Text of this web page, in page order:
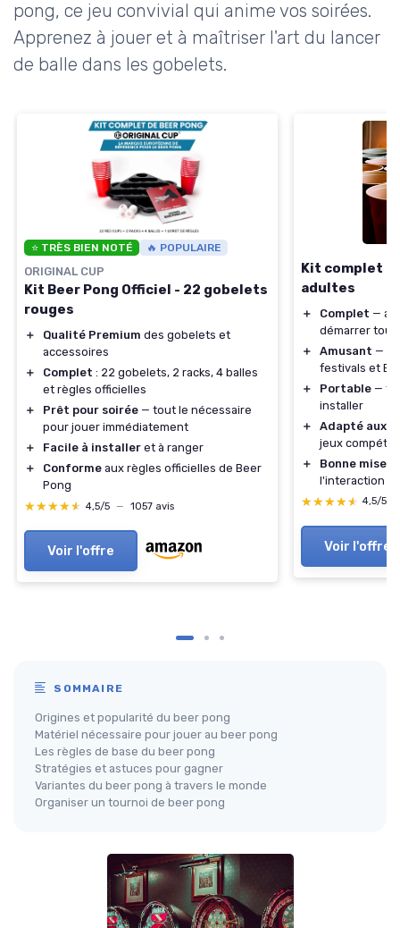
pong, ce jeu convivial qui anime vos soirées.
Apprenez à jouer et à maîtriser l'art du lancer
de balle dans les gobelets.
⭐ TRÈS BIEN NOTÉ 🔥 POPULAIRE
ORIGINAL CUP
Kit Beer Pong Officiel - 22 gobelets
rouges
＋ Qualité Premium des gobelets et
accessoires
＋
Complet : 22 gobelets, 2 racks, 4 balles
et règles officielles
＋
Prêt pour soirée — tout le nécessaire
pour jouer immédiatement
＋
Facile à installer et à ranger
＋
Conforme aux règles officielles de Beer
Pong
★★★★★
★★★★★ 4,5/5 — 1057 avis
Voir l'offre
Kit complet
adultes
＋ Complet —
démarrer tout
＋
Amusant —
festivals et
＋
Portable —
installer
＋
Adapté aux
jeux
＋
Bonne mise
l'interaction
★★★★★
★★★★★ 4,5/5
Voir l'offre
SOMMAIRE
Origines et popularité du beer pong
Matériel nécessaire pour jouer au beer pong
Les règles de base du beer pong
Stratégies et astuces pour gagner
Variantes du beer pong à travers le monde
Organiser un tournoi de beer pong